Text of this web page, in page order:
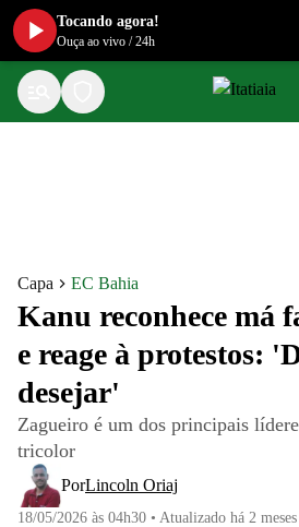
Capa EC Bahia
Kanu reconhece má
e reage à protestos:
desejar'
Zagueiro é um dos principais
tricolor
PorLincoln Oriaj
18/05/2026 às 04h30 • Atualizado há 2 meses
Tocando agora!
Ouça ao vivo /24h